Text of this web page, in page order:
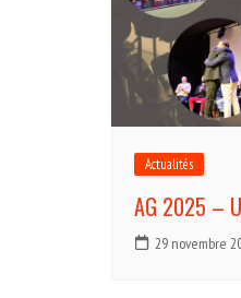
Actualités
AG 2025 –
29 novembre